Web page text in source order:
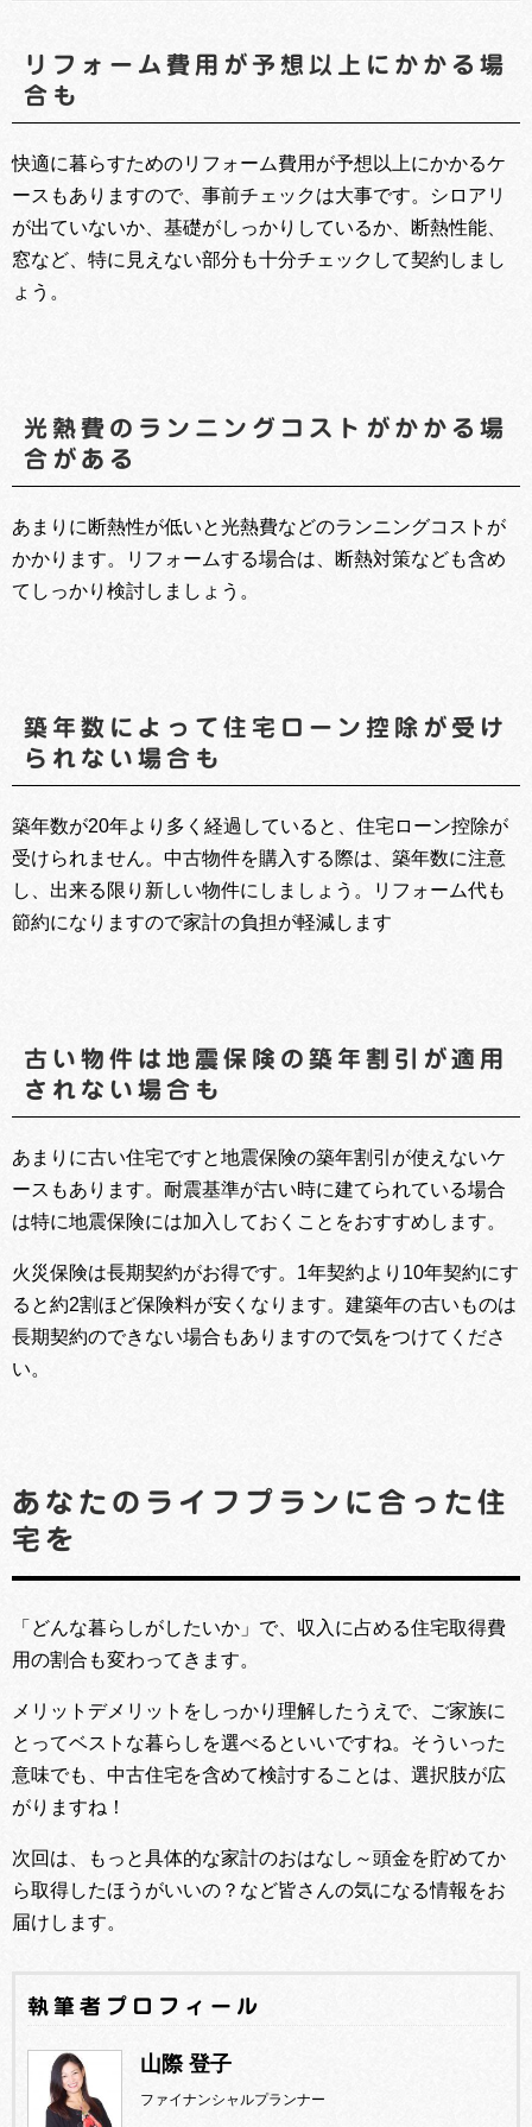
リフォーム費用が予想以上にかかる場
合も
快適に暮らすためのリフォーム費用が予想以上にかかるケ
ースもありますので、事前チェックは大事です。シロアリ
が出ていないか、基礎がしっかりしているか、断熱性能、
窓など、特に見えない部分も十分チェックして契約しまし
ょう。
光熱費のランニングコストがかかる場
合がある
あまりに断熱性が低いと光熱費などのランニングコストが
かかります。リフォームする場合は、断熱対策なども含め
てしっかり検討しましょう。
築年数によって住宅ローン控除が受け
られない場合も
築年数が20年より多く経過していると、住宅ローン控除が
受けられません。中古物件を購入する際は、築年数に注意
し、出来る限り新しい物件にしましょう。リフォーム代も
節約になりますので家計の負担が軽減します
古い物件は地震保険の築年割引が適用
されない場合も
あまりに古い住宅ですと地震保険の築年割引が使えないケ
ースもあります。耐震基準が古い時に建てられている場合
は特に地震保険には加入しておくことをおすすめします。
火災保険は長期契約がお得です。1年契約より10年契約にす
ると約2割ほど保険料が安くなります。建築年の古いものは
長期契約のできない場合もありますので気をつけてくださ
い。
あなたのライフプランに合った住
宅を
「どんな暮らしがしたいか」で、収入に占める住宅取得費
用の割合も変わってきます。
メリットデメリットをしっかり理解したうえで、ご家族に
とってベストな暮らしを選べるといいですね。そういった
意味でも、中古住宅を含めて検討することは、選択肢が広
がりますね！
次回は、もっと具体的な家計のおはなし～頭金を貯めてか
ら取得したほうがいいの？など皆さんの気になる情報をお
届けします。
執筆者プロフィール
山際 登子
ファイナンシャルプランナー